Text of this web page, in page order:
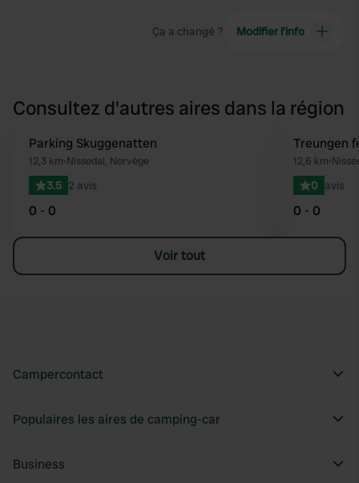
Ça a changé ? Modifier l’info
Consultez d'autres aires dans la région
Préféré
Parking Skuggenatten
12,3 km•Nissedal, Norvège
3.5 2 avis
0 - 0
Treungen
12,6 km•
0 avis
0 - 0
Voir tout
Campercontact
Populaires les aires de camping-car
Business